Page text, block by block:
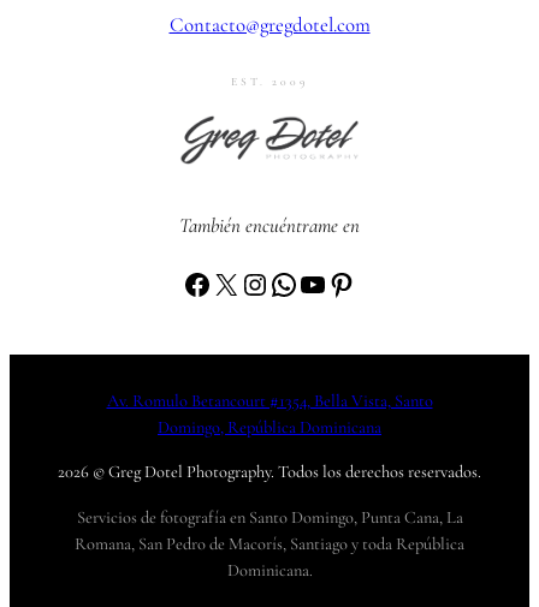
Contacto@gregdotel.com
EST. 2009
También encuéntrame en
Facebook X Instagram WhatsApp YouTube Pinterest
Av. Romulo Betancourt #1354, Bella Vista, Santo
Domingo, República Dominicana
2026 © Greg Dotel Photography. Todos los derechos reservados.
Servicios de fotografía en Santo Domingo, Punta Cana, La
Romana, San Pedro de Macorís, Santiago y toda República
Dominicana.